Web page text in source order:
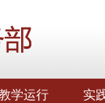
学运行 实